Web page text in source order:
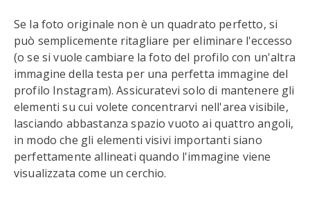
Se la foto originale non è un quadrato perfetto, si
può semplicemente ritagliare per eliminare l'eccesso
(o se si vuole cambiare la foto del profilo con un'altra
immagine della testa per una perfetta immagine del
profilo Instagram). Assicuratevi solo di mantenere gli
elementi su cui volete concentrarvi nell'area visibile,
lasciando abbastanza spazio vuoto ai quattro angoli,
in modo che gli elementi visivi importanti siano
perfettamente allineati quando l'immagine viene
visualizzata come un cerchio.